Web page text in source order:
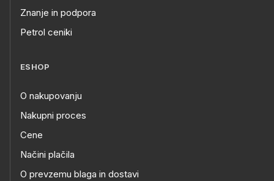
Znanje in podpora
Petrol ceniki
ESHOP
O nakupovanju
Nakupni proces
Cene
Načini plačila
O prevzemu blaga in dostavi